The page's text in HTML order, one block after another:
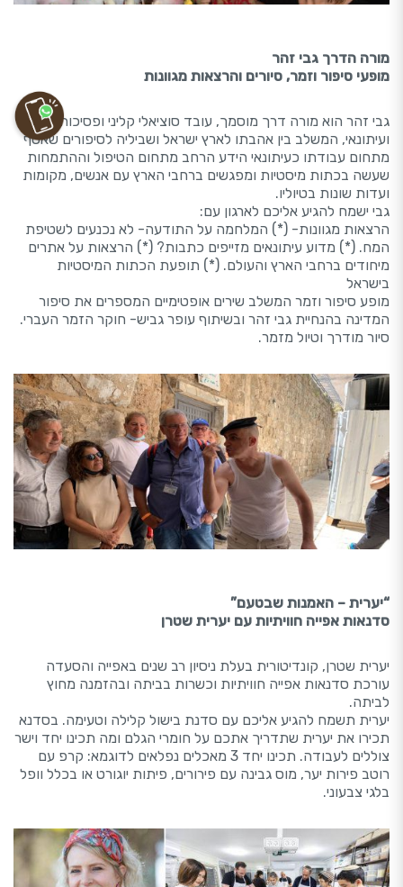
מורה הדרך גבי זהר
מופעי סיפור וזמר, סיורים והרצאות מגוונות
גבי זהר הוא מורה דרך מוסמך, עובד סוציאלי קליני ופסיכותרפיסט
ועיתונאי, המשלב בין אהבתו לארץ ישראל ושביליה לסיפורים שאסף
מתחום עבודתו כעיתונאי הידע הרחב מתחום הטיפול וההתמחות
שעשה בכתות מיסטיות ומפגשים ברחבי הארץ עם אנשים, מקומות
ועדות שונות בטיוליו.
גבי ישמח להגיע אליכם לארגון עם:
הרצאות מגוונות- (*) המלחמה על התודעה- לא נכנעים לשטיפת
המח. (*) מדוע עיתונאים מזייפים כתבות? (*) הרצאות על אתרים
מיחודים ברחבי הארץ והעולם. (*) תופעת הכתות המיסטיות
בישראל
מופע סיפור וזמר המשלב שירים אופטימיים המספרים את סיפור
המדינה בהנחיית גבי זהר ובשיתוף עופר גביש- חוקר הזמר העברי.
סיור מודרך וטיול מזמר.
“יערית – האמנות שבטעם”
סדנאות אפייה חוויתיות עם יערית שטרן
יערית שטרן, קונדיטורית בעלת ניסיון רב שנים באפייה והסעדה
עורכת סדנאות אפייה חוויתיות וכשרות בביתה ובהזמנה מחוץ
לביתה.
יערית תשמח להגיע אליכם עם סדנת בישול קלילה וטעימה. בסדנא
תכירו את יערית שתדריך אתכם על חומרי הגלם ומה תכינו יחד וישר
צוללים לעבודה. תכינו יחד 3 מאכלים נפלאים לדוגמא: קרפ עם
רוטב פירות יער, מוס גבינה עם פירורים, פיתות יוגורט או בכלל וופל
בלגי צבעוני.